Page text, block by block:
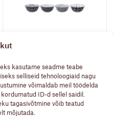
kasutame seadme teabe
selliseid tehnoloogiaid nagu
võimaldab meil töödelda
ID-d sellel saidil.
tagasivõtmine võib teatud
mõjutada.
IBILI VAJILLAS
Kauss “armonia black”,
610 ml
6,40€